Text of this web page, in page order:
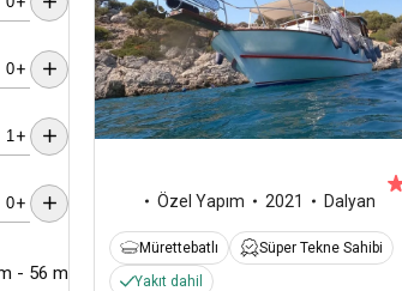
+
+
+
- 56 m
Özel Yapım 2021 Dalyan
Mürettebatlı
Süper Tekne Sahibi
Yakıt dahil